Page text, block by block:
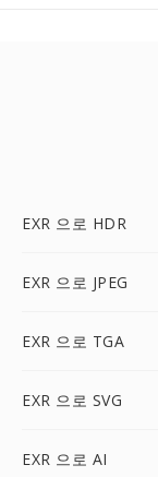
EXR 으로 HDR
EXR 으로 JPEG
EXR 으로 TGA
EXR 으로 SVG
EXR 으로 AI